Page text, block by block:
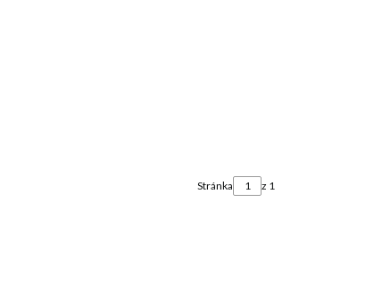
Stránka z 1